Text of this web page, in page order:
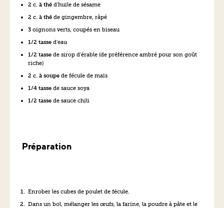
2 c. à thé d’huile de sésame
2 c. à thé de gingembre, râpé
3 oignons verts, coupés en biseau
1/2 tasse d’eau
1/2 tasse de sirop d’érable (de préférence ambré pour son goût
riche)
2 c. à soupe de fécule de maïs
1/4 tasse de sauce soya
1/2 tasse de sauce chili
Préparation
Enrober les cubes de poulet de fécule.
Dans un bol, mélanger les œufs, la farine, la poudre à pâte et le